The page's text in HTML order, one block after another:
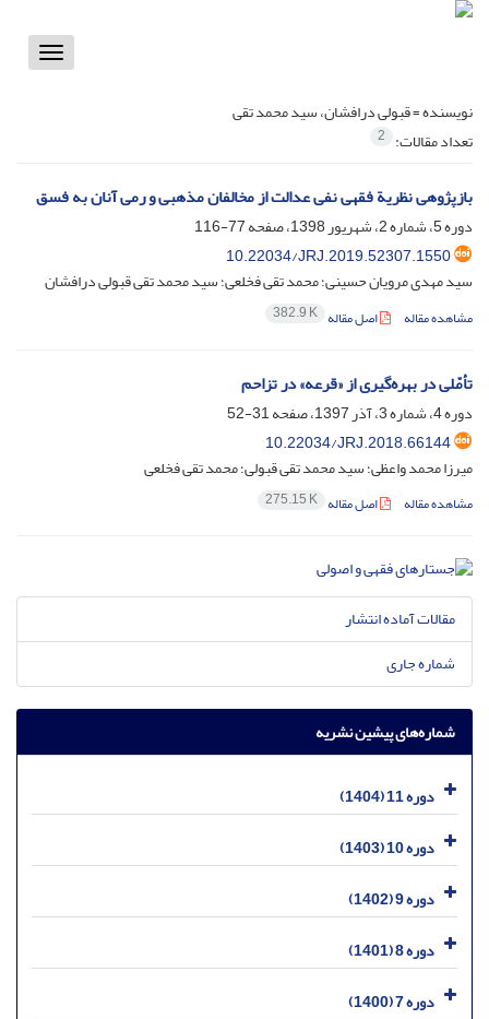
Toggle
نویسنده =قبولی درافشان، سید محمد تقی
تعداد مقالات: 2
بازپژوهی نظریة فقهی نفی عدالت از مخالفان مذهبی و رمی آنان به فسق
دوره 5، شماره 2، شهریور 1398، صفحه
77-116
10.22034/JRJ.2019.52307.1550
سید مهدی مرویان حسینی؛ محمد تقی فخلعی؛ سید محمد تقی قبولی درافشان
مشاهده مقاله اصل مقاله 382.9 K
تأمّلی در بهره‌گیری از «قرعه» در تزاحم
دوره 4، شماره 3، آذر 1397، صفحه
31-52
10.22034/JRJ.2018.66144
میرزا محمد واعظی؛ سید محمد تقی قبولی؛ محمد تقی فخلعی
مشاهده مقاله اصل مقاله 275.15 K
مقالات آماده انتشار
شماره جاری
شماره‌های پیشین نشریه
دوره 11 (1404)
دوره 10 (1403)
دوره 9 (1402)
دوره 8 (1401)
دوره 7 (1400)